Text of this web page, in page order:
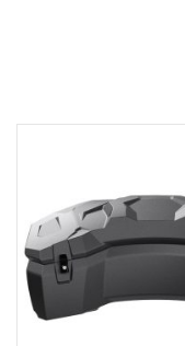
PŘIDAT DO